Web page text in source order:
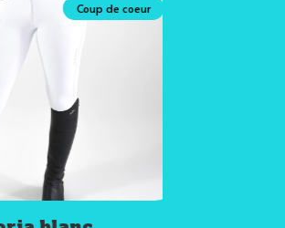
Coup de coeur